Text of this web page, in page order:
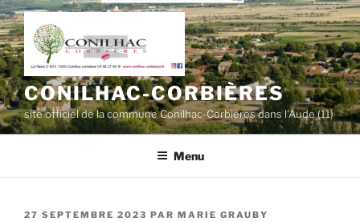
Aller
au
contenu
principal
CONILHAC-CORBIÈRES
site officiel de la commune Conilhac-Corbières dans l'Aude (11)
Menu
PUBLIÉ
27 SEPTEMBRE 2023 PAR MARIE GRAUBY